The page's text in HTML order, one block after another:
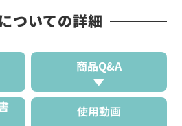
ついての詳細
商品Q&A
使用動画